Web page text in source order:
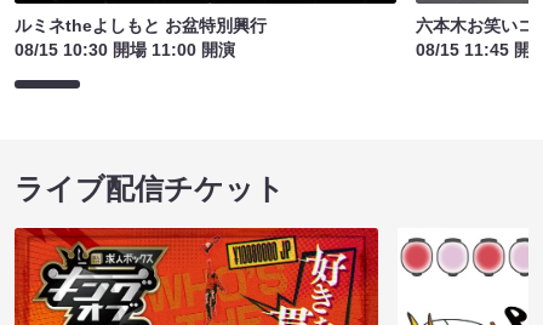
ルミネtheよしもと お盆特別興行
08/15 10:30 開場 11:00 開演
六本木お笑いコ
08/15 11:45 開
ライブ配信チケット